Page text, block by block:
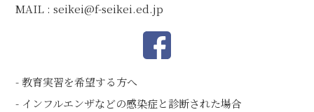
MAIL :seikei@f-seikei.ed.jp
教育実習を希望する方へ
インフルエンザなどの感染症と診断された場合